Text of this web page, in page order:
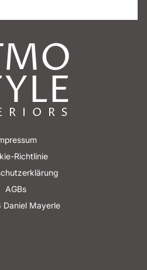
Richtlinie
AGBs
Mayerle